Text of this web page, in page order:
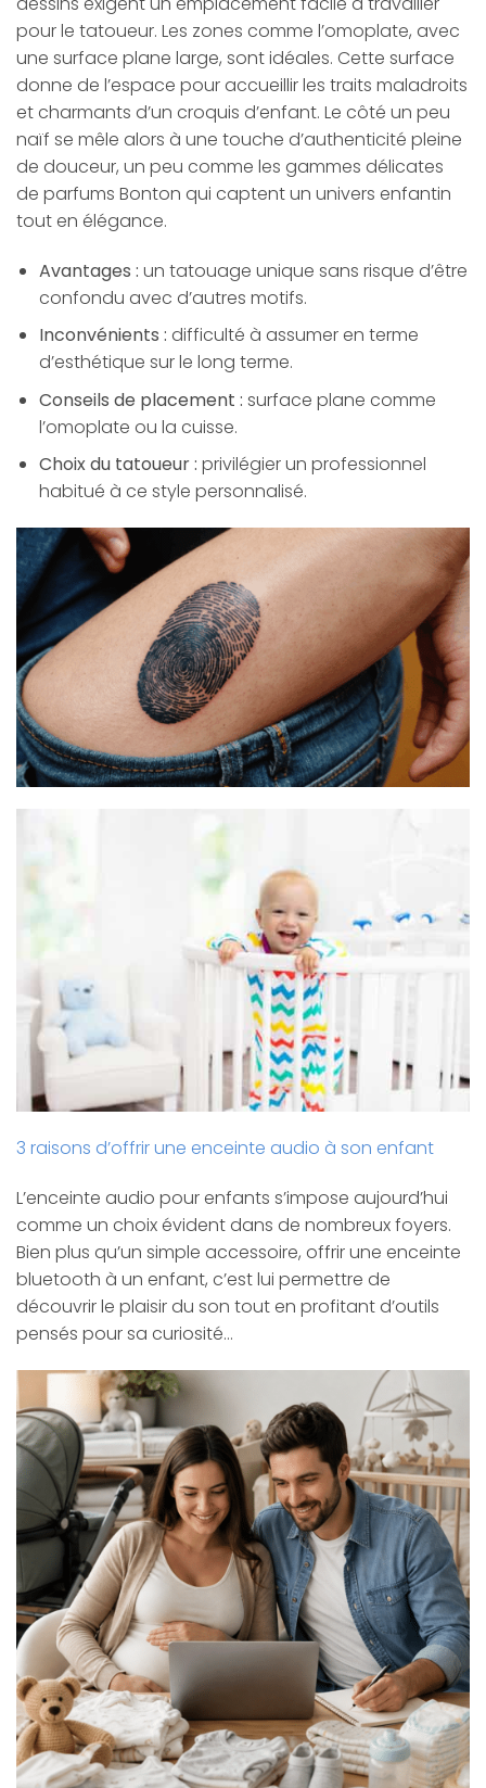
pour le tatoueur. Les zones comme l’omoplate, avec
une surface plane large, sont idéales. Cette surface
donne de l’espace pour accueillir les traits maladroits
et charmants d’un croquis d’enfant. Le côté un peu
naïf se mêle alors à une touche d’authenticité pleine
de douceur, un peu comme les gammes délicates
de parfums Bonton qui captent un univers enfantin
tout en élégance.
Avantages : un tatouage unique sans risque d’être
confondu avec d’autres motifs.
Inconvénients : difficulté à assumer en terme
d’esthétique sur le long terme.
Conseils de placement : surface plane comme
l’omoplate ou la cuisse.
Choix du tatoueur : privilégier un professionnel
habitué à ce style personnalisé.
3 raisons d’offrir une enceinte audio à son enfant
L’enceinte audio pour enfants s’impose aujourd’hui
comme un choix évident dans de nombreux foyers.
Bien plus qu’un simple accessoire, offrir une enceinte
bluetooth à un enfant, c’est lui permettre de
découvrir le plaisir du son tout en profitant d’outils
pensés pour sa curiosité…